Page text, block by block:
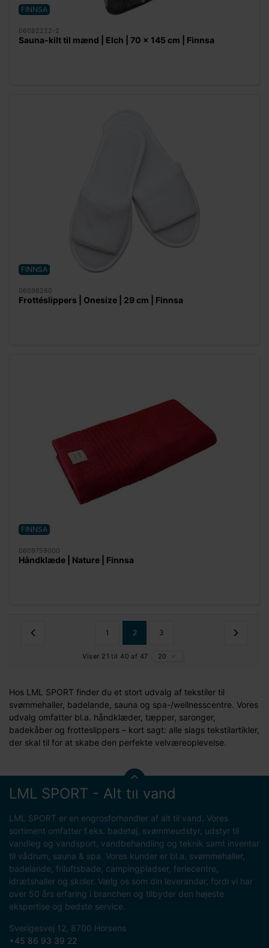
FINNSA
06092222-2
Sauna-kilt til mænd | Elch | 70 x 145 cm | Finnsa
FINNSA
06098260
Frottéslippers | Onesize | 29 cm | Finnsa
FINNSA
0609759000
Håndklæde | Nature | Finnsa
1 2 3
Viser 21 til 40 af 47 20
Hos LML SPORT finder du et stort udvalg af tekstiler til
svømmehaller, badelande, sauna og spa-/wellnesscentre. Vores
udvalg omfatter bl.a. håndklæder, tæpper, saronger,
badekåber og frotteslippers – kort sagt: alle slags tekstilartikler,
der skal til for at skabe den perfekte velværeoplevelse.
LML SPORT - Alt til vand
LML SPORT er en engrosforhandler af alt til vand. Vores
sortiment omfatter f.eks. badetøj, svømmeudstyr, udstyr til
vandleg og vandsport, vandbehandling og teknik samt inventar
til vådrum, sauna & spa. Vores kunder er bl.a. svømmehaller,
badelande, friluftsbade, campingpladser, feriecentre,
idrætshaller og skoler. Vælg os som din leverandør, fordi vi har
over 50 års erfaring i branchen og tilbyder den højeste
ekspertise og bedste service.
Sverigesvej 12, 8700 Horsens
+45 86 93 39 22